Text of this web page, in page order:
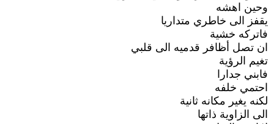
وحين اهشه
يقفز الى خاطري متداريا
فاتركه خشية
ان تصل أظافر قدميه الى قلبي
تغيم الرؤية
فابني جدارا
احتمي خلفه
لكنه يغير مكانه ثانية
الى الزاوية ذاتها